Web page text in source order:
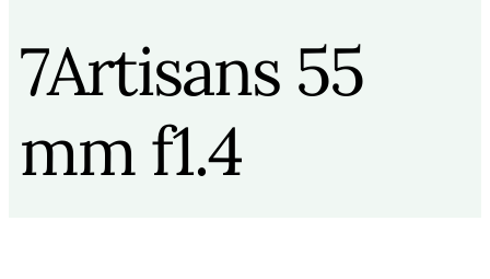
7Artisans 55
mm f1.4